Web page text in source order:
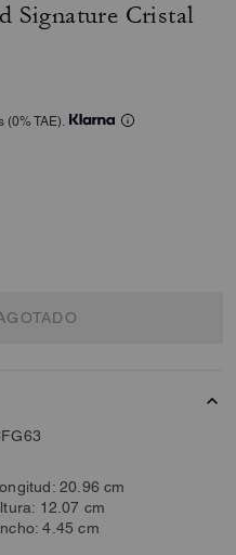
Signature Cristal
(0% TAE).
20.96 cm
12.07 cm
4.45 cm